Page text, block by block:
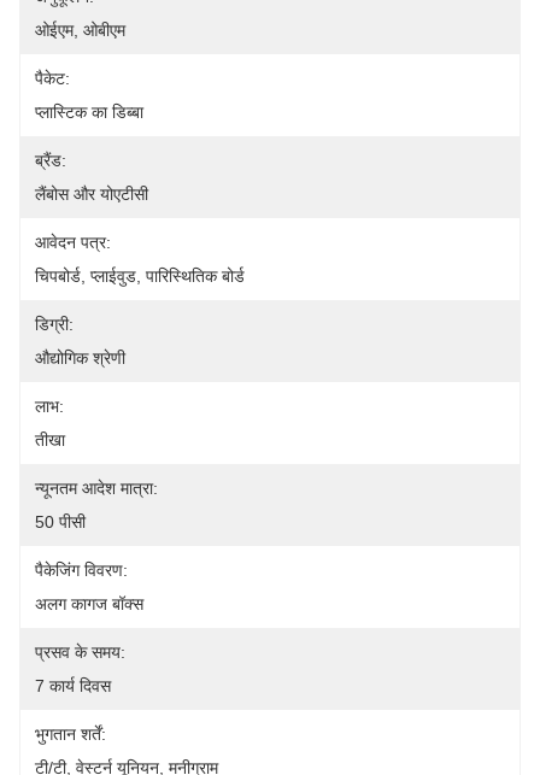
ओईएम, ओबीएम
पैकेट:
प्लास्टिक का डिब्बा
ब्रैंड:
लैंबोस और योएटीसी
आवेदन पत्र:
चिपबोर्ड, प्लाईवुड, पारिस्थितिक बोर्ड
डिग्री:
औद्योगिक श्रेणी
लाभ:
तीखा
न्यूनतम आदेश मात्रा:
50 पीसी
पैकेजिंग विवरण:
अलग कागज बॉक्स
प्रसव के समय:
7 कार्य दिवस
भुगतान शर्तें:
टी/टी, वेस्टर्न यूनियन, मनीग्राम